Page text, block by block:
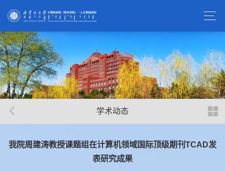
学术动态
我院周建涛教授课题组在计算机领域国际顶级期刊TCAD发
表研究成果